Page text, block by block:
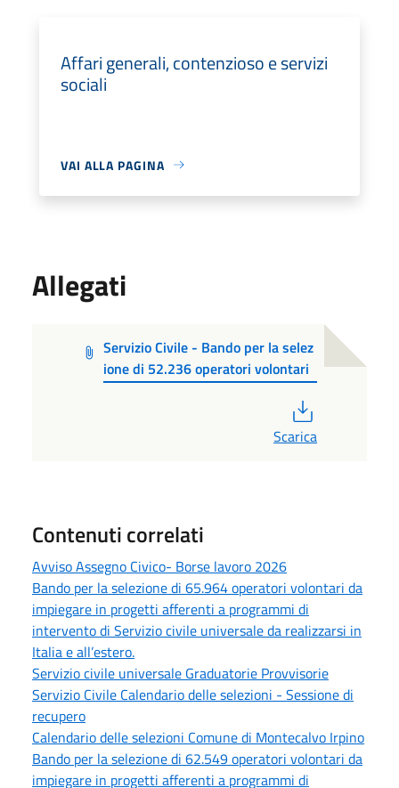
Affari generali, contenzioso e servizi
sociali
VAI ALLA PAGINA
Allegati
Servizio Civile - Bando per la selez
ione di 52.236 operatori volontari
Scarica
Contenuti correlati
Avviso Assegno Civico- Borse lavoro 2026
Bando per la selezione di 65.964 operatori volontari da
impiegare in progetti afferenti a programmi di
intervento di Servizio civile universale da realizzarsi in
Italia e all’estero.
Servizio civile universale Graduatorie Provvisorie
Servizio Civile Calendario delle selezioni - Sessione di
recupero
Calendario delle selezioni Comune di Montecalvo Irpino
Bando per la selezione di 62.549 operatori volontari da
impiegare in progetti afferenti a programmi di